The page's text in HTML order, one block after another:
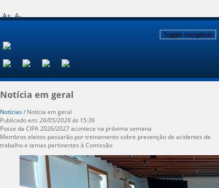
A+ A-
Toggle navigation
Notícia em geral
Notícias /Notícia em geral
Publicado em:26/05/2026 às 15:36
Posse da CIPA 2026/2027 acontece na próxima semana
Membros eleitos passarão por treinamento sobre prevenção de acidentes de
trabalho e temas pertinentes à Comissão